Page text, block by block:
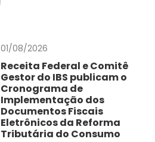
01/08/2026
Receita Federal e Comitê
Gestor do IBS publicam o
Cronograma de
Implementação dos
Documentos Fiscais
Eletrônicos da Reforma
Tributária do Consumo